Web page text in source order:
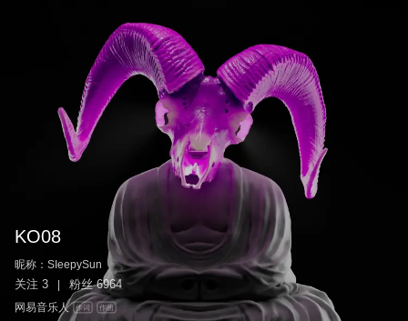
KO08
昵称： SIeepySun
关注 3 粉丝 6964
网易音乐人 作词 作曲